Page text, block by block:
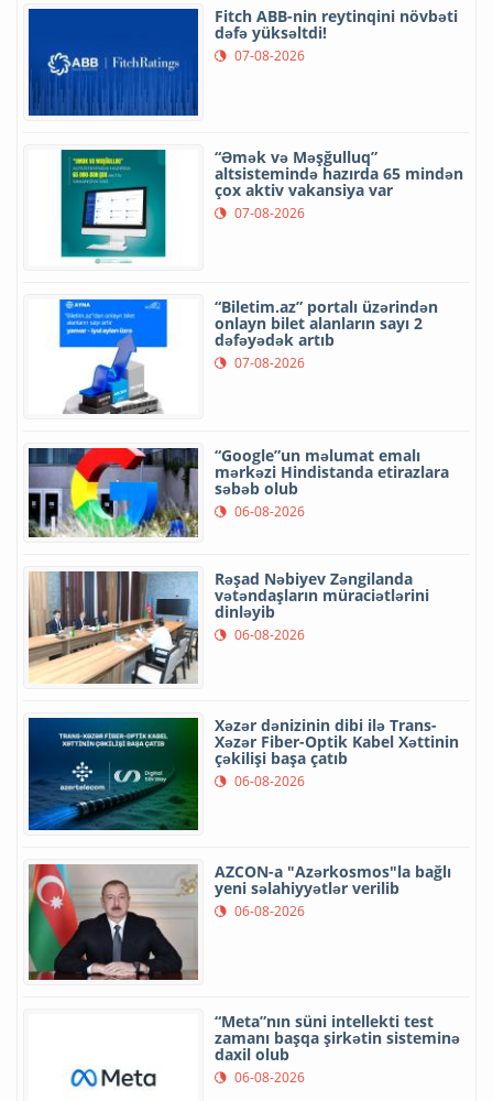
Fitch ABB-nin reytinqini növbəti
dəfə yüksəltdi!
07-08-2026
“Əmək və Məşğulluq”
altsistemində hazırda 65 mindən
çox aktiv vakansiya var
07-08-2026
“Biletim.az” portalı üzərindən
onlayn bilet alanların sayı 2
dəfəyədək artıb
07-08-2026
“Google”un məlumat emalı
mərkəzi Hindistanda etirazlara
səbəb olub
06-08-2026
Rəşad Nəbiyev Zəngilanda
vətəndaşların müraciətlərini
dinləyib
06-08-2026
Xəzər dənizinin dibi ilə Trans-
Xəzər Fiber-Optik Kabel Xəttinin
çəkilişi başa çatıb
06-08-2026
AZCON-a "Azərkosmos"la bağlı
yeni səlahiyyətlər verilib
06-08-2026
“Meta”nın süni intellekti test
zamanı başqa şirkətin sisteminə
daxil olub
06-08-2026